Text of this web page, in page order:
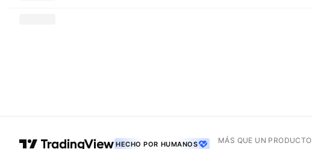
HECHO POR HUMANOS MÁS QUE UN PRODUCTO